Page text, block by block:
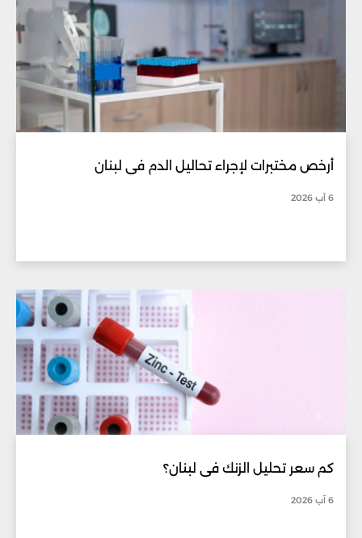
أرخص مختبرات لإجراء تحاليل الدم في لبنان
6 آب 2026
كم سعر تحليل الزنك في لبنان؟
6 آب 2026